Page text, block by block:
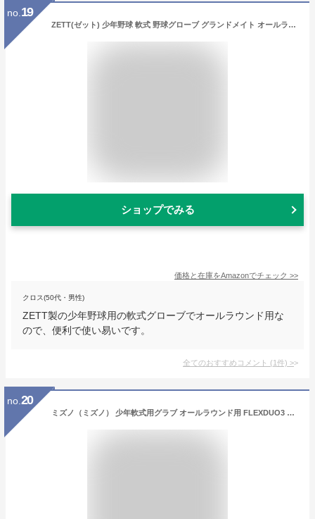
no. 19
ZETT(ゼット) 少年野球 軟式 野球グローブ グランドメイト オールラウンド用 右投げ用 ブラック(1900) サイズ:S(身長120~135cm向け) BJGB76030 グラブ
ショップでみる
価格と在庫をAmazonでチェック >>
クロス(50代・男性)
ZETT製の少年野球用の軟式グローブでオールラウンド用な
ので、便利で使い易いです。
全てのおすすめコメント (1件) >
no. 20
ミズノ（ミズノ） 少年軟式用グラブ オールラウンド用 FLEXDUO3 NC 1AJGY05320 09 野球グローブ ジュニア （ブラック/ＦＦ）